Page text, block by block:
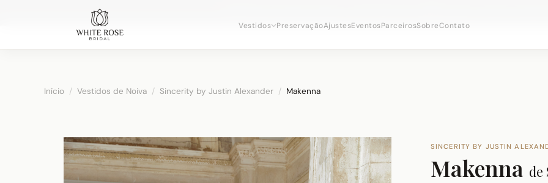
Vestidos PreservaçãoAjustesEventosParceirosSobreContato
Início / Vestidos de Noiva / Sincerity by Justin Alexander / Makenna
SINCERITY BY JUSTIN
Makenna de